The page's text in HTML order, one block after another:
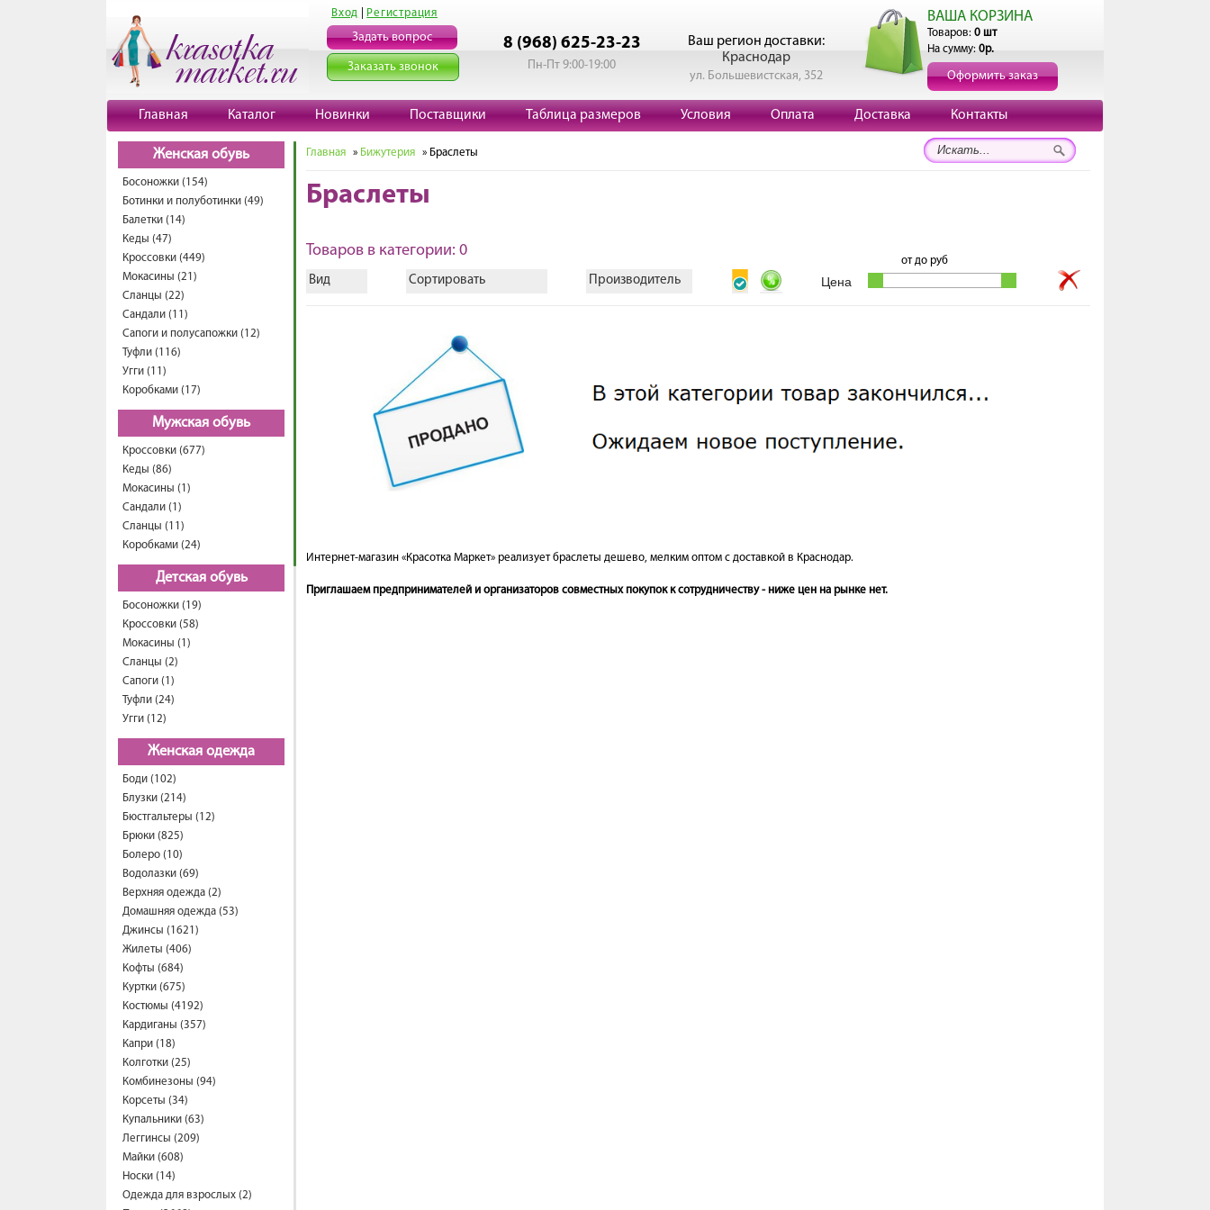
Вход Регистрация
Задать вопрос
Заказать звонок
8 (968) 625-23-23
Пн-Пт 9:00-19:00
Ваш регион доставки:
Краснодар
ул. Большевистская, 352
ВАША КОРЗИНА
Товаров: 0 шт
На сумму: 0р.
Оформить заказ
Главная Каталог Новинки Поставщики Таблица размеров Условия Оплата Доставка Контакты
Женская обувь
Босоножки (154)
Ботинки и полуботинки (49)
Балетки (14)
Кеды (47)
Кроссовки (449)
Мокасины (21)
Сланцы (22)
Сандали (11)
Сапоги и полусапожки (12)
Туфли (116)
Угги (11)
Коробками (17)
Мужская обувь
Кроссовки (677)
Кеды (86)
Мокасины (1)
Сандали (1)
Сланцы (11)
Коробками (24)
Детская обувь
Босоножки (19)
Кроссовки (58)
Мокасины (1)
Сланцы (2)
Сапоги (1)
Туфли (24)
Угги (12)
Женская одежда
Боди (102)
Блузки (214)
Бюстгальтеры (12)
Брюки (825)
Болеро (10)
Водолазки (69)
Верхняя одежда (2)
Домашняя одежда (53)
Джинсы (1621)
Жилеты (406)
Кофты (684)
Куртки (675)
Костюмы (4192)
Кардиганы (357)
Капри (18)
Колготки (25)
Комбинезоны (94)
Корсеты (34)
Купальники (63)
Леггинсы (209)
Майки (608)
Носки (14)
Одежда для взрослых (2)
Главная » Бижутерия » Браслеты
Браслеты
Товаров в категории: 0
Вид Сортировать Производитель
отдо руб
Интернет-магазин «Красотка Маркет» реализует браслеты дешево, мелким оптом с доставкой в Краснодар.
Приглашаем предпринимателей и организаторов совместных покупок к сотрудничеству - ниже цен на рынке нет.